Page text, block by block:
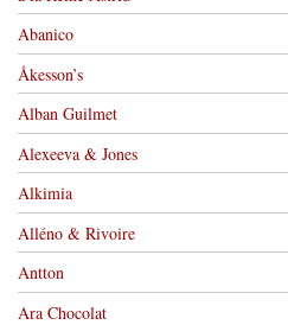
Abanico
Åkesson’s
Alban Guilmet
Alexeeva & Jones
Alkimia
Alléno & Rivoire
Antton
Ara Chocolat